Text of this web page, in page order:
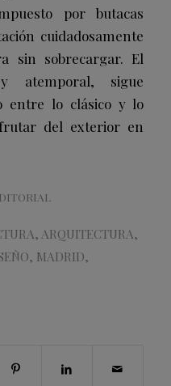
por butacas
cuidadosamente
sin sobrecargar. El
atemporal, sigue
entre lo clásico y lo
del exterior en
, ARQUITECTURA,
, MADRID,